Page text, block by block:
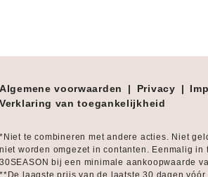
Algemene voorwaarden | Privacy |
Verklaring van toegankelijkheid
*Niet te combineren met andere acties. Niet
niet worden omgezet in contanten. Eenmalig
30SEASON bij een minimale aankoopwaarde
**De laagste prijs van de laatste 30 dagen